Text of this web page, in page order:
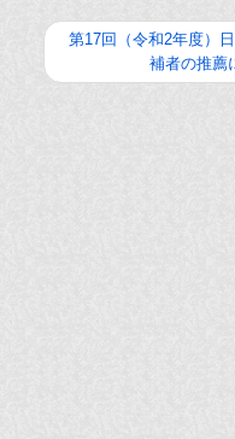
第17回（令和2年度）
補者の推薦